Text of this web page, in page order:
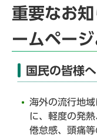
重要なお
ームページ
国民の皆様へ
海外の流行地
に、軽度の発
倦怠感、頭痛